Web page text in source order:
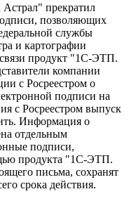
прекратил
позволяющих
службы
и картографии
продукт "1С-ЭТП.
компании
с Росреестром о
подписи на
с Росреестром выпуск
Информация о
отдельным
подписи,
продукта "1С-ЭТП.
письма, сохранят
срока действия.